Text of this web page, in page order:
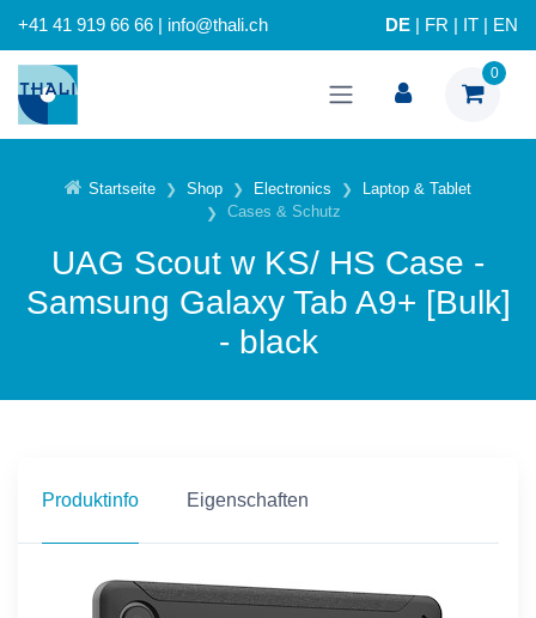
+41 41 919 66 66 | info@thali.ch DE FR IT EN
0
Startseite Shop Electronics
Laptop & Tablet
Cases & Schutz
UAG Scout w KS/ HS Case -
Samsung Galaxy Tab A9+ [Bulk]
- black
Produktinfo Eigenschaften